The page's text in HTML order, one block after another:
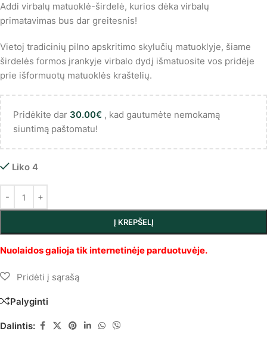
Addi virbalų matuoklė-širdelė, kurios dėka virbalų
primatavimas bus dar greitesnis!
Vietoj tradicinių pilno apskritimo skylučių matuoklyje, šiame
širdelės formos įrankyje virbalo dydį išmatuosite vos pridėje
prie išformuotų matuoklės kraštelių.
Pridėkite dar 30.00€ , kad gautumėte nemokamą
siuntimą paštomatu!
Liko 4
Į KREPŠELĮ
Palyginti
Dalintis: